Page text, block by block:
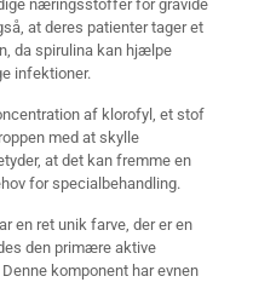
næringsstoffer for gravide
at deres patienter tager et
da spirulina kan hjælpe
infektioner.
af klorofyl, et stof
med at skylle
at det kan fremme en
for specialbehandling.
en ret unik farve, der er en
den primære aktive
komponent har evnen